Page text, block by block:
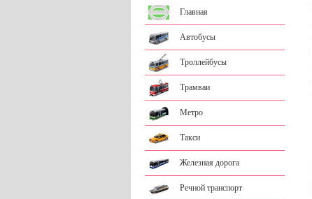
Главная
Автобусы
Троллейбусы
Трамваи
Метро
Такси
Железная дорога
Речной транспорт